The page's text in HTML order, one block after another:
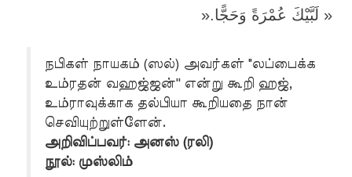
« لَبَّيْكَ عُمْرَةً وَحَجًّا».
நபிகள் நாயகம் (ஸல்) அவர்கள் "லப்பைக்க
உம்ரதன் வஹஜ்ஜன்'' என்று கூறி ஹஜ்,
உம்ராவுக்காக தல்பியா கூறியதை நான்
செவியுற்றுள்ளேன்.
அறிவிப்பவர்: அனஸ் (ரலி)
நூல்: முஸ்லிம்